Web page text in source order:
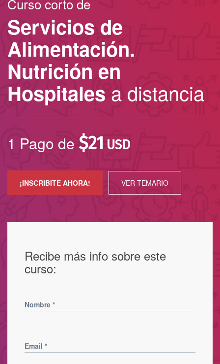
Servicios de
Alimentación.
Nutrición en
Hospitales a distancia
1 Pago de $21 USD
¡INSCRIBITE AHORA! VER TEMARIO
Recibe más info sobre este
curso:
Nombre *
Email *